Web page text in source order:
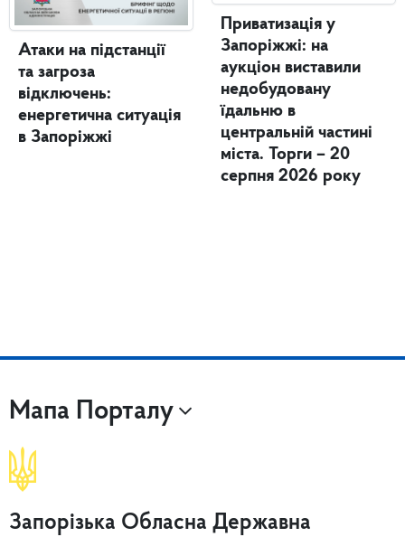
Атаки на підстанції
та загроза
відключень:
енергетична ситуація
в Запоріжжі
Приватизація у
Запоріжжі: на
аукціон виставили
недобудовану
їдальню в
центральній частині
міста. Торги – 20
серпня 2026 року
Мапа Порталу
Запорізька Обласна Державна